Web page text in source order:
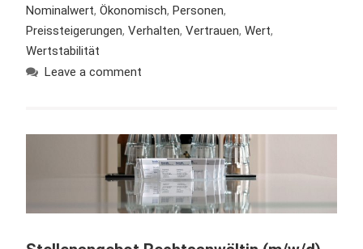
Nominalwert, Ökonomisch, Personen,
Preissteigerungen, Verhalten, Vertrauen, Wert,
Wertstabilität
Leave a comment